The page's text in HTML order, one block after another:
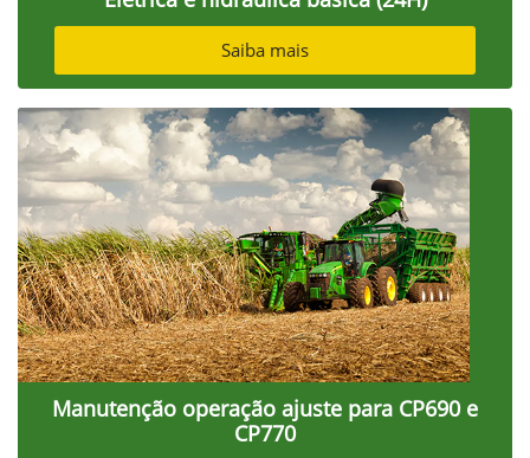
Saiba mais
Manutenção operação ajuste para CP690 e
CP770